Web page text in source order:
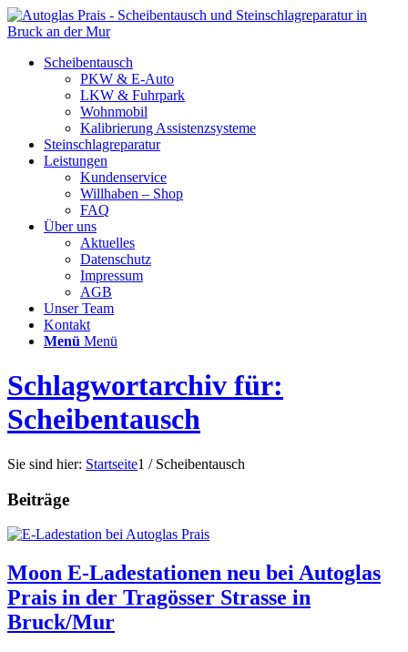
Scheibentausch
PKW & E-Auto
LKW & Fuhrpark
Wohnmobil
Kalibrierung Assistenzsysteme
Steinschlagreparatur
Leistungen
Kundenservice
Willhaben – Shop
FAQ
Über uns
Aktuelles
Datenschutz
Impressum
AGB
Unser Team
Kontakt
Menü Menü
Schlagwortarchiv für:
Scheibentausch
Sie sind hier: Startseite1 / Scheibentausch
Beiträge
Moon E-Ladestationen neu bei Autoglas
Prais in der Tragösser Strasse in
Bruck/Mur